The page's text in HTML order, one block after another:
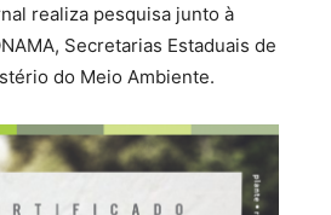
realiza pesquisa junto à
Secretarias Estaduais de
do Meio Ambiente.